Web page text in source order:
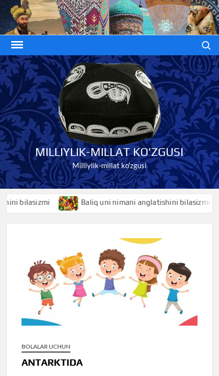
Skip
to
content
MILLIYLIK-MILLAT KO'ZGUSI
Milliylik-millat ko'zgusi
Baliq uni nimani anglatishini bilasizmi
BOLALAR UCHUN
ANTARKTIDA